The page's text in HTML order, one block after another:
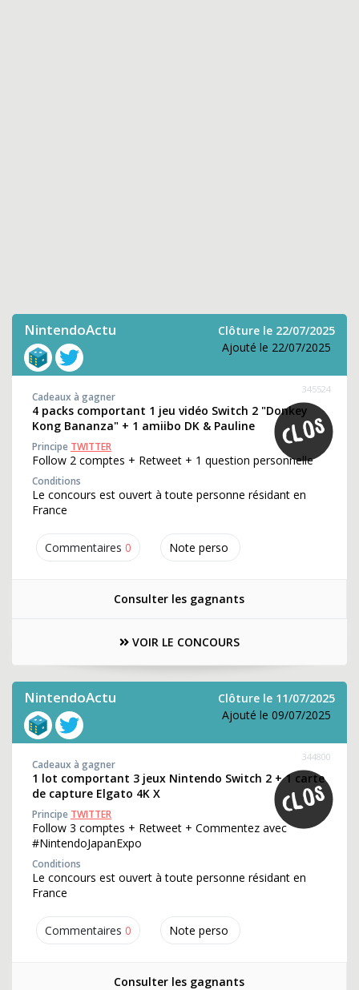
NintendoActu
Clôture le 22/07/2025
Ajouté le 22/07/2025
Commentaires 0 Note perso
345524
Cadeaux à gagner
4 packs comportant 1 jeu vidéo Switch 2 "Donkey
Kong Bananza" + 1 amiibo DK & Pauline
Principe TWITTER
Follow 2 comptes + Retweet + 1 question personnelle
Conditions
Le concours est ouvert à toute personne résidant en
France
Consulter les gagnants
VOIR LE CONCOURS
NintendoActu
Clôture le 11/07/2025
Ajouté le 09/07/2025
Commentaires 0 Note perso
344800
Cadeaux à gagner
1 lot comportant 3 jeux Nintendo Switch 2 + 1 carte
de capture Elgato 4K X
Principe TWITTER
Follow 3 comptes + Retweet + Commentez avec
#NintendoJapanExpo
Conditions
Le concours est ouvert à toute personne résidant en
France
Consulter les gagnants